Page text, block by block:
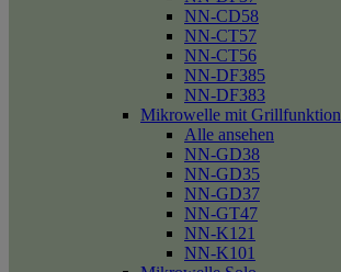
NN-CD58
NN-CT57
NN-CT56
NN-DF385
NN-DF383
Mikrowelle mit Grillfunktion
Alle ansehen
NN-GD38
NN-GD35
NN-GD37
NN-GT47
NN-K121
NN-K101